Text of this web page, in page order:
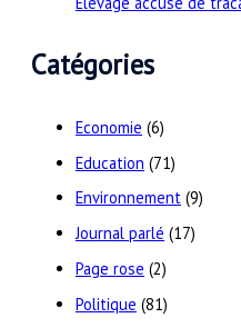
Catégories
Economie (6)
Education (71)
Environnement (9)
Journal parlé (17)
Page rose (2)
Politique (81)